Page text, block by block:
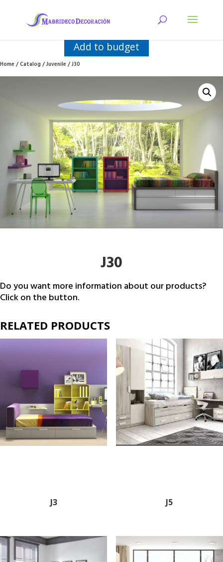
Add to budget
Home/Catalog/Juvenile/ J30
J30
Do you want more information about our products?
Click on the button.
RELATED PRODUCTS
J3 J5